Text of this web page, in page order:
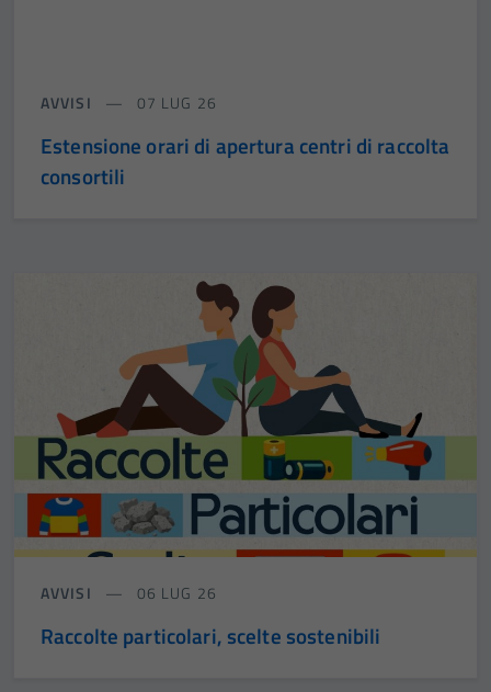
AVVISI 07 LUG 26
Estensione orari di apertura centri di raccolta
consortili
AVVISI 06 LUG 26
Raccolte particolari, scelte sostenibili